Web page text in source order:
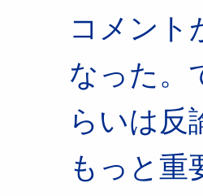
コメント
なった。
らいは反
もっと重